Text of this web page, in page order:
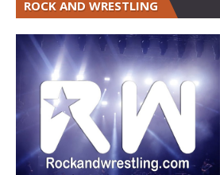
ROCK AND WRESTLING